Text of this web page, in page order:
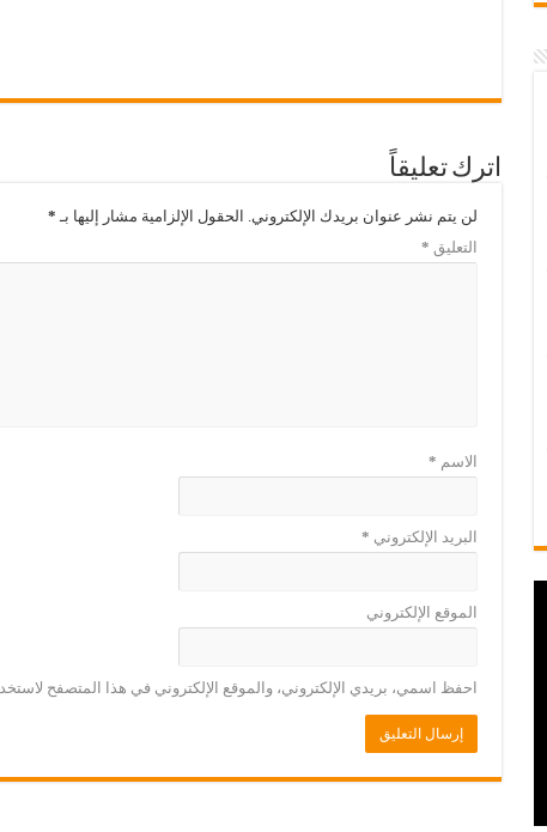
اترك تعليقاً
لن يتم نشر عنوان بريدك الإلكتروني. الحقول الإلزامية مشار إليها بـ *
التعليق *
الاسم *
البريد الإلكتروني *
الموقع الإلكتروني
احفظ اسمي، بريدي الإلكتروني، والموقع الإلكتروني في هذا المتصفح